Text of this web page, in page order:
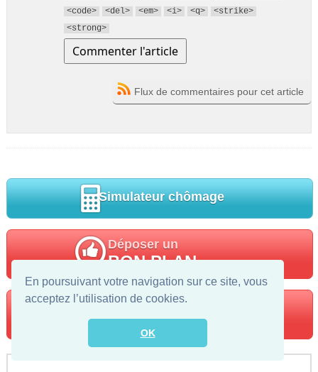
En poursuivant votre navigation sur ce site, vous
acceptez l’utilisation de cookies.
OK
<code>
<del> <em> <i> <q>
<strike>
<strong>
Flux de commentaires pour cet article
Simulateur chômage
Déposer un
BON PLAN
Trouver votre
POLE EMPLOI